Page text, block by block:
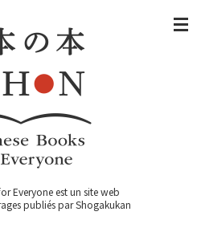
Everyone est un site web
publiés par Shogakukan